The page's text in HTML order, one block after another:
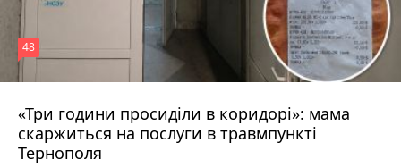
«Три години просиділи в коридорі»: мама
скаржиться на послуги в травмпункті
Тернополя
48
8 серпня 2026 р.